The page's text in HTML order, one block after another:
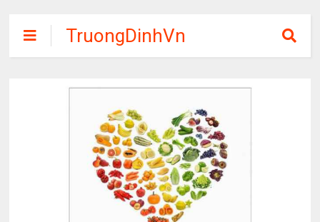
TruongDinhVn
Chia sẽ ebook,
tập miễn phí